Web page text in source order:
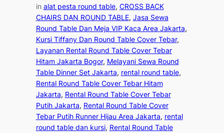
in alat pesta round table, CROSS BACK
CHAIRS DAN ROUND TABLE, Jasa Sewa
Round Table Dan Meja VIP Kaca Area Jakarta
Kursi Tiffany Dan Round Table Cover Tebar
Layanan Rental Round Table Cover Tebar
Hitam Jakarta Bogor, Melayani Sewa Round
Table Dinner Set Jakarta, rental round table
Rental Round Table Cover Tebar Hitam
Jakarta, Rental Round Table Cover Tebar
Putih Jakarta, Rental Round Table Cover
Tebar Putih Runner Hijau Area Jakarta, rental
round table dan kursi, Rental Round Table